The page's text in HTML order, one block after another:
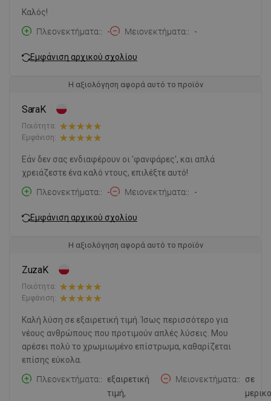
Καλός!
Πλεονεκτήματα:
- Μειονεκτήματα: -
Εμφάνιση αρχικού σχολίου
Η αξιολόγηση αφορά αυτό το προϊόν
SaraK
Ποιότητα:
Εμφάνιση:
Εάν δεν σας ενδιαφέρουν οι 'φανφάρες', και απλά
χρειάζεστε ένα καλό ντους, επιλέξτε αυτό!
Πλεονεκτήματα:
- Μειονεκτήματα: -
Εμφάνιση αρχικού σχολίου
Η αξιολόγηση αφορά αυτό το προϊόν
ZuzaK
Ποιότητα:
Εμφάνιση:
Καλή λύση σε εξαιρετική τιμή. Ίσως περισσότερο για
νέους ανθρώπους που προτιμούν απλές λύσεις. Μου
αρέσει πολύ το χρωμιωμένο επίστρωμα, καθαρίζεται
επίσης εύκολα.
Πλεονεκτήματα:
εξαιρετική
τιμή,
Μειονεκτήματα:
σε